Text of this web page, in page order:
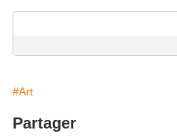
#Art
Partager